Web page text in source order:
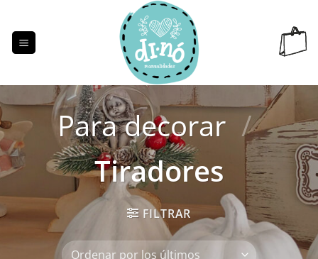
contenido
Para decorar /
Tiradores
FILTRAR